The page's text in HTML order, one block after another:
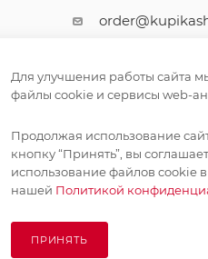
Для улучшения работы сайта
файлы cookie и сервисы web-
Продолжая использование
кнопку “Принять”, вы
использование файлов cookie в
нашей Политикой
ПРИНЯТЬ